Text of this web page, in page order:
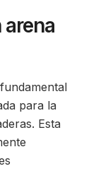
para la
Esta